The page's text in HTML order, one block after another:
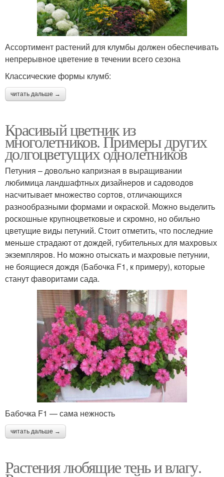
Ассортимент растений для клумбы должен обеспечивать
непрерывное цветение в течении всего сезона
Классические формы клумб:
читать дальше →
Красивый цветник из
многолетников. Примеры других
долгоцветущих однолетников
Петуния – довольно капризная в выращивании
любимица ландшафтных дизайнеров и садоводов
насчитывает множество сортов, отличающихся
разнообразными формами и окраской. Можно выделить
роскошные крупноцветковые и скромно, но обильно
цветущие виды петуний. Стоит отметить, что последние
меньше страдают от дождей, губительных для махровых
экземпляров. Но можно отыскать и махровые петунии,
не боящиеся дождя (Бабочка F1, к примеру), которые
станут фаворитами сада.
Бабочка F1 — сама нежность
читать дальше →
Растения любящие тень и влагу.